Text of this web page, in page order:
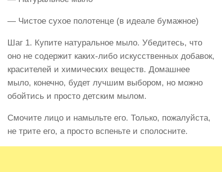
— Чистое сухое полотенце (в идеале бумажное)
Шаг 1. Купите натуральное мыло. Убедитесь, что
оно не содержит каких-либо искусственных добавок,
красителей и химических веществ. Домашнее
мыло, конечно, будет лучшим выбором, но можно
обойтись и просто детским мылом.
Смочите лицо и намыльте его. Только, пожалуйста,
не трите его, а просто вспеньте и сполосните.